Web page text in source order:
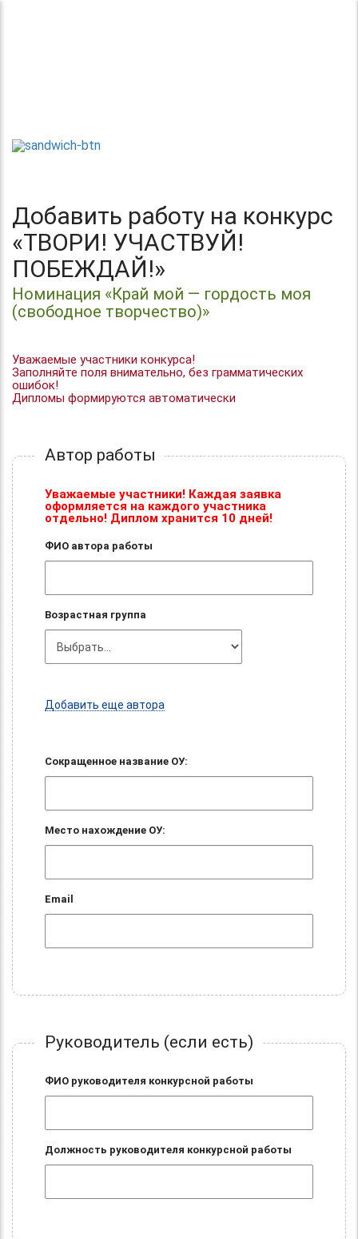
Добавить работу на конкурс
«ТВОРИ! УЧАСТВУЙ!
ПОБЕЖДАЙ!»
Номинация «Край мой — гордость моя
(свободное творчество)»
Уважаемые участники конкурса!
Заполняйте поля внимательно, без грамматических
ошибок!
Дипломы формируются автоматически
Автор работы
Уважаемые участники! Каждая заявка
оформляется на каждого участника
отдельно! Диплом хранится 10 дней!
ФИО автора работы
Возрастная группа
Добавить еще автора
Сокращенное название ОУ:
Место нахождение ОУ:
Email
Руководитель (если есть)
ФИО руководителя конкурсной работы
Должность руководителя конкурсной работы